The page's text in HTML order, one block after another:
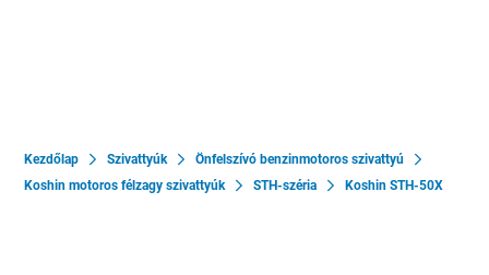
Kezdőlap Szivattyúk
Önfelszívó benzinmotoros szivattyú
Koshin motoros félzagy szivattyúk
STH-széria Koshin STH-50X